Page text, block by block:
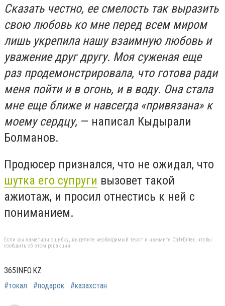
Сказать честно, ее смелость так выразить
свою любовь ко мне перед всем миром
лишь укрепила нашу взаимную любовь и
уважение друг другу. Моя суженая еще
раз продемонстрировала, что готова ради
меня пойти и в огонь, и в воду. Она стала
мне еще ближе и навсегда «привязана» к
моему сердцу, — написал Кыдырали
Болманов.
Продюсер признался, что не ожидал, что
шутка его супруги вызовет такой
ажиотаж, и просил отнестись к ней с
пониманием.
Если вы заметили ошибку, выделите необходимый текст и нажмите Ctrl+Enter, чтобы
сообщить об этом редакции
365INFO.KZ
#токал
#подарок #казахстан